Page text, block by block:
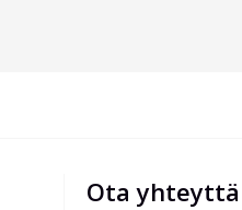
Ota yhteyttä